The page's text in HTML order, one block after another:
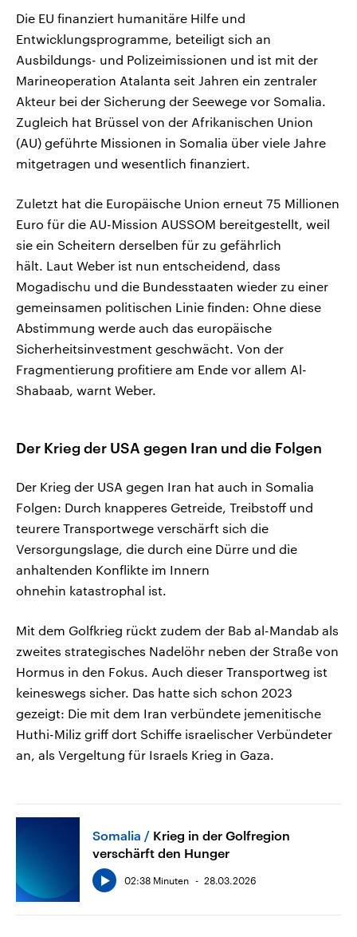
Die EU finanziert humanitäre Hilfe und
Entwicklungsprogramme, beteiligt sich an
Ausbildungs- und Polizeimissionen und ist mit der
Marineoperation Atalanta seit Jahren ein zentraler
Akteur bei der Sicherung der Seewege vor Somalia.
Zugleich hat Brüssel von der Afrikanischen Union
(AU) geführte Missionen in Somalia über viele Jahre
mitgetragen und wesentlich finanziert.
Zuletzt hat die Europäische Union erneut 75 Millionen
Euro für die AU-Mission AUSSOM bereitgestellt, weil
sie ein Scheitern derselben für zu gefährlich
hält. Laut Weber ist nun entscheidend, dass
Mogadischu und die Bundesstaaten wieder zu einer
gemeinsamen politischen Linie finden: Ohne diese
Abstimmung werde auch das europäische
Sicherheitsinvestment geschwächt. Von der
Fragmentierung profitiere am Ende vor allem Al-
Shabaab, warnt Weber.
Der Krieg der USA gegen Iran und die Folgen
Der Krieg der USA gegen Iran hat auch in Somalia
Folgen: Durch knapperes Getreide, Treibstoff und
teurere Transportwege verschärft sich die
Versorgungslage, die durch eine Dürre und die
anhaltenden Konflikte im Innern
ohnehin katastrophal ist.
Mit dem Golfkrieg rückt zudem der Bab al-Mandab als
zweites strategisches Nadelöhr neben der Straße von
Hormus in den Fokus. Auch dieser Transportweg ist
keineswegs sicher. Das hatte sich schon 2023
gezeigt: Die mit dem Iran verbündete jemenitische
Huthi-Miliz griff dort Schiffe israelischer Verbündeter
an, als Vergeltung für Israels Krieg in Gaza.
Somalia
Krieg in der Golfregion
verschärft den Hunger
02:38 Minuten 28.03.2026